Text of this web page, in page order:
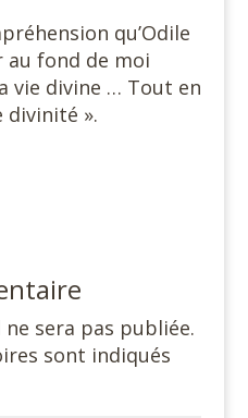
qu’Odile
au fond de moi
vie divine … Tout en
divinité ».
sera pas publiée.
sont indiqués